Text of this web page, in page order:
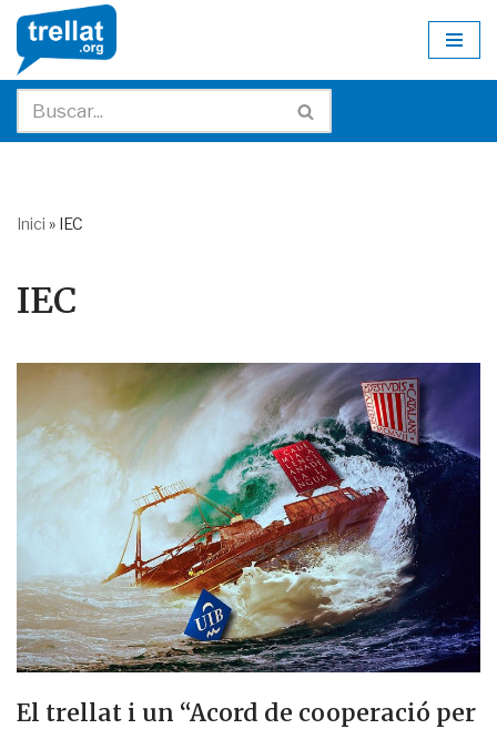
Skip
to
content
Inici » IEC
IEC
El trellat i un “Acord de cooperació per